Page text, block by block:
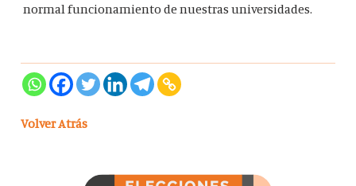
normal funcionamiento de nuestras universidades.
Volver Atrás